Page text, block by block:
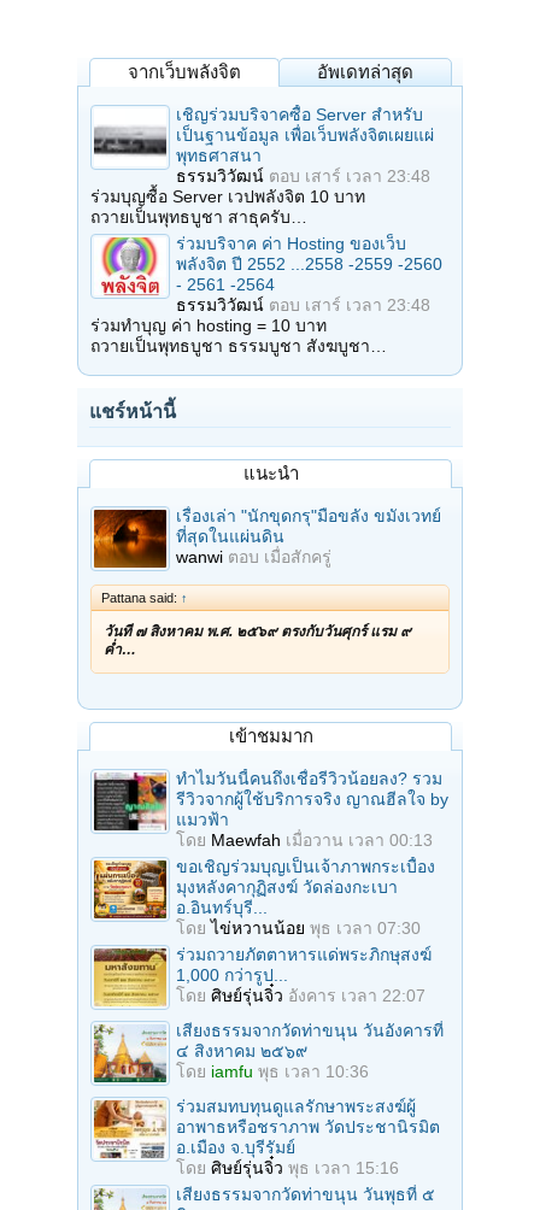
จากเว็บพลังจิต อัพเดทล่าสุด
เชิญร่วมบริจาคซื้อ Server สำหรับ
เป็นฐานข้อมูล เพื่อเว็บพลังจิตเผยแผ่
พุทธศาสนา
ธรรมวิวัฒน์ ตอบ เสาร์ เวลา 23:48
ร่วมบุญซื้อ Server เวปพลังจิต 10 บาท
ถวายเป็นพุทธบูชา สาธุครับ…
ร่วมบริจาค ค่า Hosting ของเว็บ
พลังจิต ปี 2552 ...2558 -2559 -2560
- 2561 -2564
ธรรมวิวัฒน์ ตอบ เสาร์ เวลา 23:48
ร่วมทำบุญ ค่า hosting = 10 บาท
ถวายเป็นพุทธบูชา ธรรมบูชา สังฆบูชา…
แชร์หน้านี้
แนะนำ
เรื่องเล่า "นักขุดกรุ"มือขลัง ขมังเวทย์
ที่สุดในแผ่นดิน
wanwi ตอบ เมื่อสักครู่
Pattana said: ↑
วันที่ ๗ สิงหาคม พ.ศ. ๒๕๖๙ ตรงกับวันศุกร์ แรม ๙
ค่ำ…
เข้าชมมาก
ทำไมวันนี้คนถึงเชื่อรีวิวน้อยลง? รวม
รีวิวจากผู้ใช้บริการจริง ญาณฮีลใจ by
แมวฟ้า
โดย Maewfah เมื่อวาน เวลา 00:13
ขอเชิญร่วมบุญเป็นเจ้าภาพกระเบื้อง
มุงหลังคากุฏิสงฆ์ วัดล่องกะเบา
อ.อินทร์บุรี...
โดยไข่หวานน้อย พุธ เวลา 07:30
ร่วมถวายภัตตาหารแด่พระภิกษุสงฆ์
1,000 กว่ารูป...
โดย ศิษย์รุ่นจิ๋ว อังคาร เวลา 22:07
เสียงธรรมจากวัดท่าขนุน วันอังคารที่
๔ สิงหาคม ๒๕๖๙
โดย iamfu พุธ เวลา 10:36
ร่วมสมทบทุนดูแลรักษาพระสงฆ์ผู้
อาพาธหรือชราภาพ วัดประชานิรมิต
อ.เมือง จ.บุรีรัมย์
โดย ศิษย์รุ่นจิ๋ว พุธ เวลา 15:16
เสียงธรรมจากวัดท่าขนุน วันพุธที่ ๕